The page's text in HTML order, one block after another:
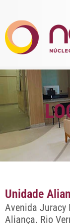
Unidade
Avenida Juracy
Aliança. Rio